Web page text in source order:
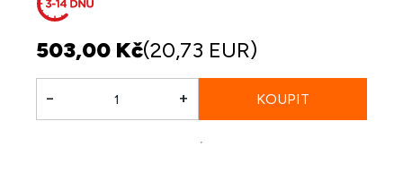
503,00 Kč(20,73 EUR)
- +